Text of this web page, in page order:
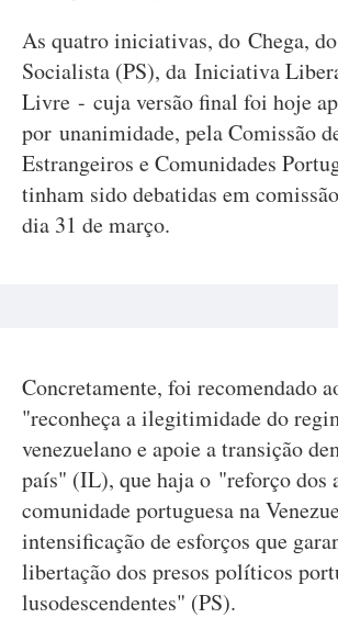
As quatro iniciativas, do Chega,
Socialista (PS), da Iniciativa
Livre - cuja versão final foi hoje
por unanimidade, pela Comissão
Estrangeiros e Comunidades
tinham sido debatidas em
dia 31 de março.
Concretamente, foi recomendado
"reconheça a ilegitimidade do
venezuelano e apoie a transição
país" (IL), que haja o "reforço dos
comunidade portuguesa na
intensificação de esforços que
libertação dos presos políticos
lusodescendentes" (PS).